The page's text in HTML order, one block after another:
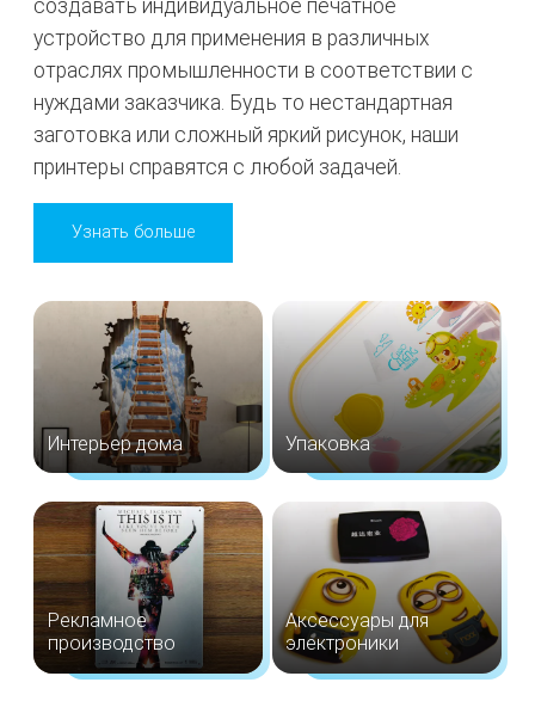
создавать индивидуальное печатное
устройство для применения в различных
отраслях промышленности в соответствии с
нуждами заказчика. Будь то нестандартная
заготовка или сложный яркий рисунок, наши
принтеры справятся с любой задачей.
Узнать больше
Интерьер дома Упаковка
Рекламное
производство
Аксессуары для
электроники